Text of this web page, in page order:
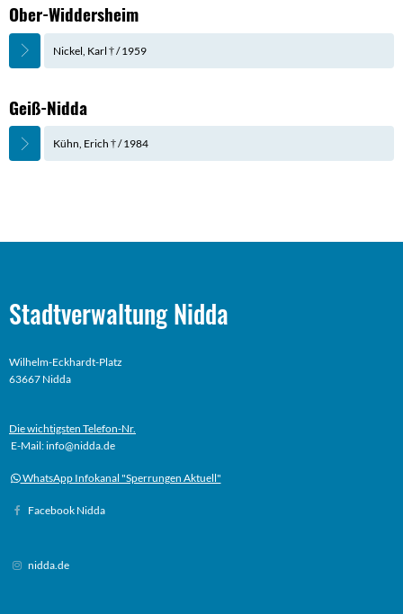
Ober-Widdersheim
Nickel, Karl † / 1959
Geiß-Nidda
Kühn, Erich † / 1984
Stadtverwaltung Nidda
Wilhelm-Eckhardt-Platz
63667 Nidda
Die wichtigsten Telefon-Nr.
E-Mail: info@nidda.de
WhatsApp Infokanal "Sperrungen Aktuell"
Facebook Nidda
nidda.de